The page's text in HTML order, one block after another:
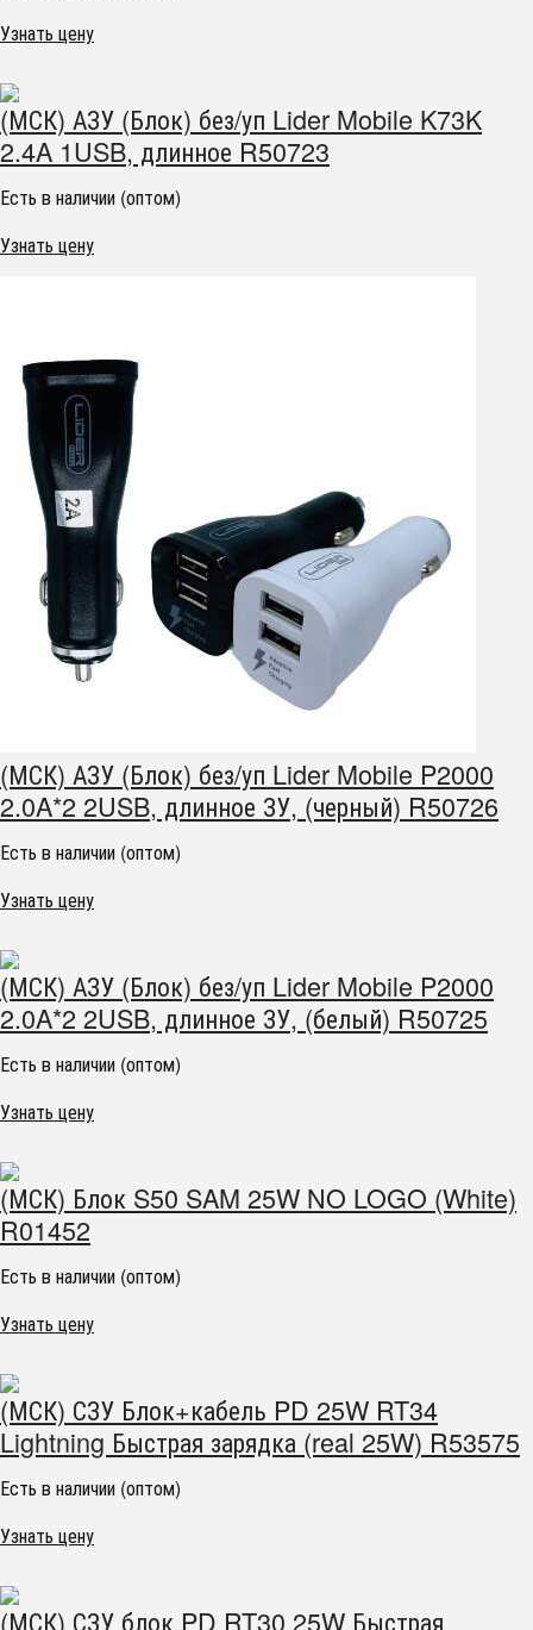
Узнать цену
(МСК) АЗУ (Блок) без/уп Lider Mobile K73K
2.4A 1USB, длинное R50723
Есть в наличии (оптом)
Узнать цену
(МСК) АЗУ (Блок) без/уп Lider Mobile P2000
2.0A*2 2USB, длинное ЗУ, (черный) R50726
Есть в наличии (оптом)
Узнать цену
(МСК) АЗУ (Блок) без/уп Lider Mobile P2000
2.0A*2 2USB, длинное ЗУ, (белый) R50725
Есть в наличии (оптом)
Узнать цену
(МСК) Блок S50 SAM 25W NO LOGO (White)
R01452
Есть в наличии (оптом)
Узнать цену
(МСК) СЗУ Блок+кабель PD 25W RT34
Lightning Быстрая зарядка (real 25W) R53575
Есть в наличии (оптом)
Узнать цену
(МСК) СЗУ блок PD RT30 25W Быстрая